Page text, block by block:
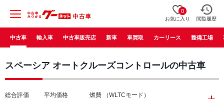
0
お気に入り 閲覧履歴
中古車 輸入車 中古車販売店 新車 車買取 カーリース 整備工場
スペーシア オートクルーズコントロールの中古車
総合評価 平均価格 燃費 （WLTCモード）